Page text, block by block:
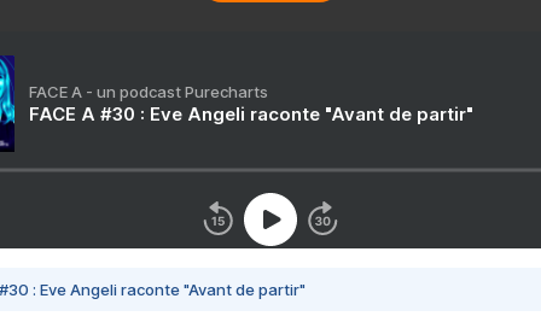
FACE A - un podcast Purecharts
FACE A #30 : Eve Angeli raconte "Avant de partir"
#30 : Eve Angeli raconte "Avant de partir"